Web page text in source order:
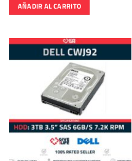
AÑADIR AL CARRITO